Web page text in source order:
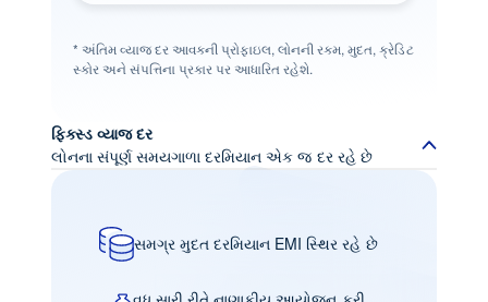
* અંતિમ વ્યાજ દર આવકની પ્રોફાઇલ, લોનની રકમ, મુદત, ક્રેડિટ
સ્કોર અને સંપત્તિના પ્રકાર પર આધારિત રહેશે.
ફિક્સ્ડ વ્યાજ દર
લોનના સંપૂર્ણ સમયગાળા દરમિયાન એક જ દર રહે છે
સમગ્ર મુદત દરમિયાન EMI સ્થિર રહે છે